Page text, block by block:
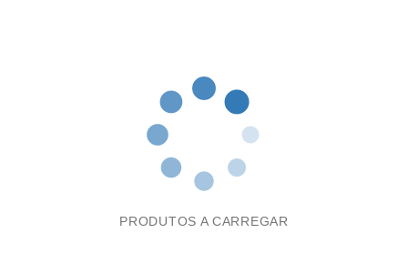
PRODUTOS A CARREGAR